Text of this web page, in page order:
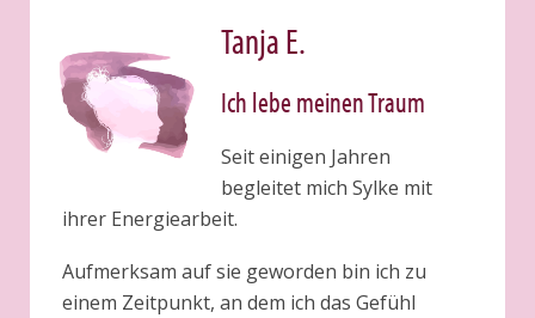
Tanja E.
Ich lebe meinen Traum
Seit einigen Jahren
begleitet mich Sylke mit
ihrer Energiearbeit.
Aufmerksam auf sie geworden bin ich zu
einem Zeitpunkt, an dem ich das Gefühl